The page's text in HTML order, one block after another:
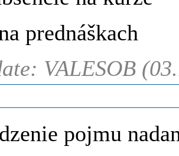
prednáškach
VALESOB
pojmu